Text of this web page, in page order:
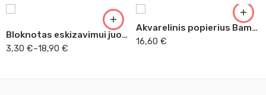
Bloknotas eskizavimui juodu popieriumi
3,30 €–18,90 €
Akvarelinis popierius Bamboo
16,60 €